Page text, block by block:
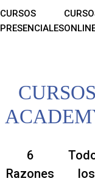
CURSOS
PRESENCIALES
6
Razones
los